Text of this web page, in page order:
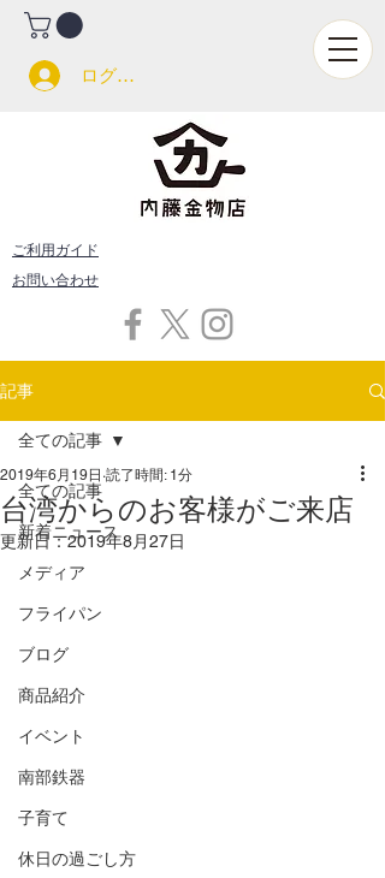
ログイン
ご利用ガイド
お問い合わせ
記事
全ての記事
新着ニュース
メディア
フライパン
ブログ
商品紹介
イベント
南部鉄器
子育て
休日の過ごし方
全ての記事
台湾からのお客様がご来店
2019年6月19日 読了時間: 1分
更新日：2019年8月27日